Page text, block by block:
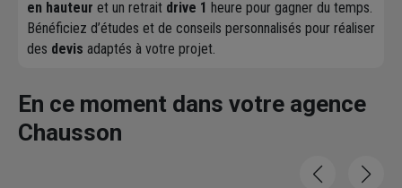
en hauteur et un retrait drive 1 heure pour gagner du temps.
Bénéficiez d’études et de conseils personnalisés pour réaliser
des devis adaptés à votre projet.
En ce moment dans votre agence
Chausson